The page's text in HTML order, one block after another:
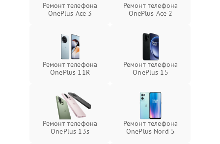
Ремонт телефона
OnePlus Ace 3
Ремонт телефона
OnePlus Ace 2
Ремонт телефона
OnePlus 11R
Ремонт телефона
OnePlus 15
Ремонт телефона
OnePlus 13s
Ремонт телефона
OnePlus Nord 5